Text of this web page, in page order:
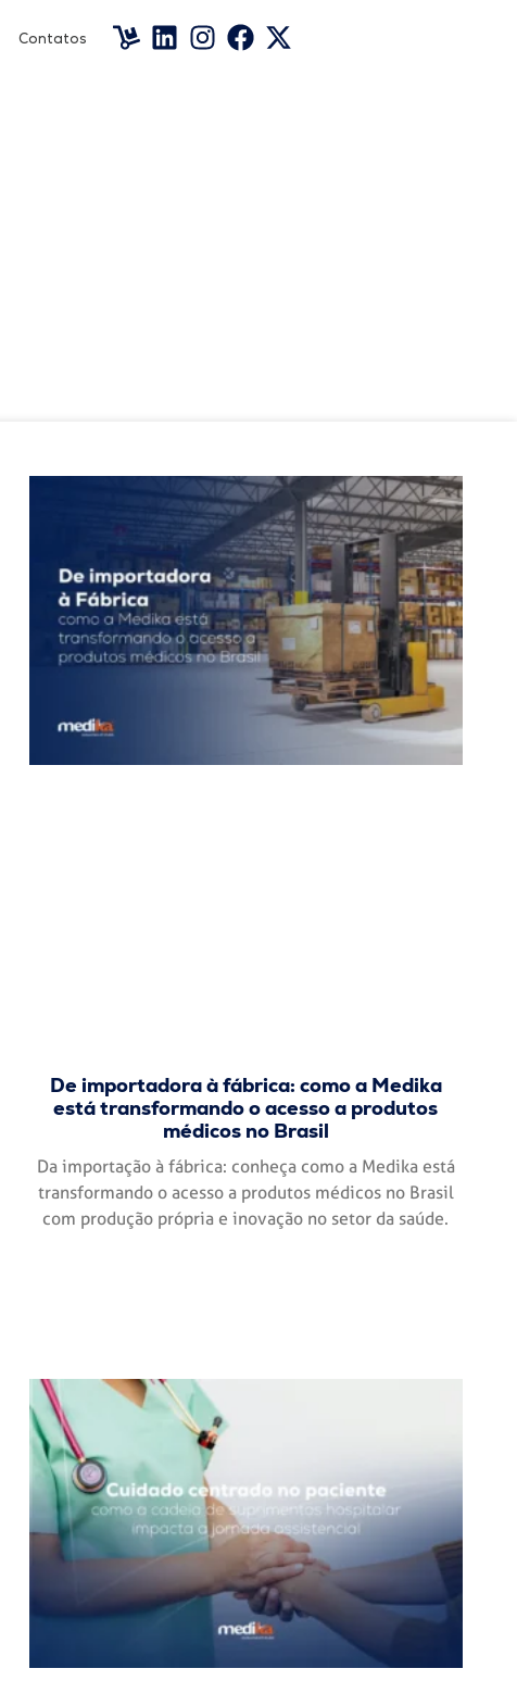
Contatos
De importadora à fábrica: como a Medika
está transformando o acesso a produtos
médicos no Brasil
Da importação à fábrica: conheça como a Medika está
transformando o acesso a produtos médicos no Brasil
com produção própria e inovação no setor da saúde.